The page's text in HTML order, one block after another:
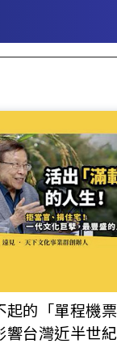
起的「單程機
響台灣近半世